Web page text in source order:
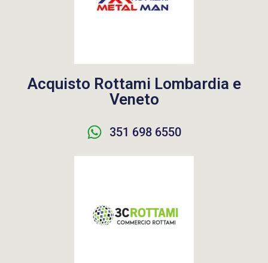
Acquisto Rottami Lombardia e
Veneto
351 698 6550